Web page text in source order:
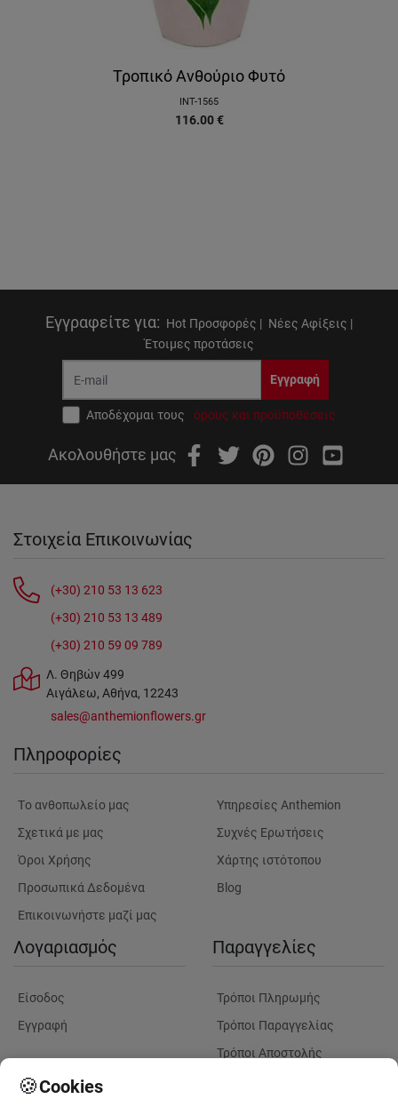
Τροπικό Ανθούριο Φυτό
INT-1565
116.00 €
Εγγραφείτε για: Hot Προσφορές | Νέες Αφίξεις |
Έτοιμες προτάσεις
Εγγραφή
Αποδέχομαι τους όρους και προϋποθέσεις
Ακολουθήστε μας
Στοιχεία Επικοινωνίας
(+30) 210 53 13 623
(+30) 210 53 13 489
(+30) 210 59 09 789
Λ. Θηβών 499
Αιγάλεω, Αθήνα, 12243
sales@anthemionflowers.gr
Πληροφορίες
Tο ανθοπωλείο μας
Σχετικά με μας
Όροι Χρήσης
Προσωπικά Δεδομένα
Επικοινωνήστε μαζί μας
Υπηρεσίες Anthemion
Συχνές Ερωτήσεις
Χάρτης ιστότοπου
Blog
Λογαριασμός
Είσοδος
Εγγραφή
Λουλούδια
Παραγγελίες
Τρόποι Πληρωμής
Τρόποι Παραγγελίας
Τρόποι Αποστολής
🍪Cookies